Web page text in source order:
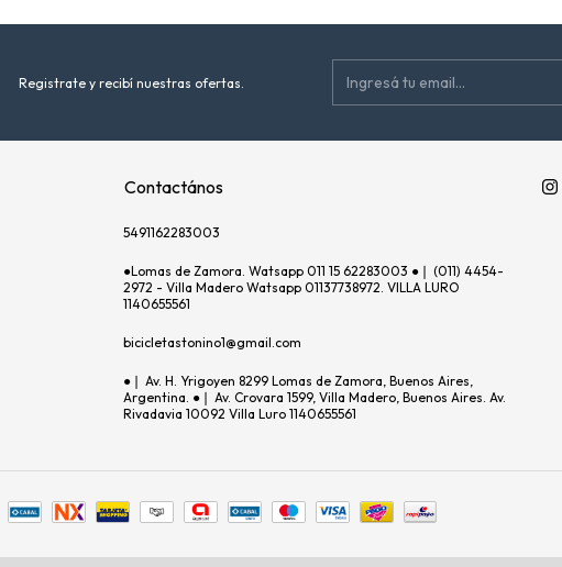
Registrate y recibí nuestras ofertas.
Contactános
5491162283003
●Lomas de Zamora. Watsapp 011 15 62283003 ●❘ (011) 4454-
2972 - Villa Madero Watsapp 01137738972. VILLA LURO
1140655561
bicicletastonino1@gmail.com
●❘ Av. H. Yrigoyen 8299 Lomas de Zamora, Buenos Aires,
Argentina. ●❘ Av. Crovara 1599, Villa Madero, Buenos Aires. Av.
Rivadavia 10092 Villa Luro 1140655561